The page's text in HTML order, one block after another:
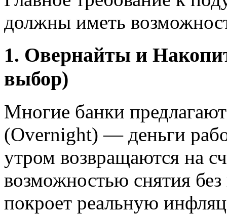
должны иметь
1. Овернайты и
выбор)
Многие банки
(Overnight) — деньги
утром возвращаются на
возможностью снятия
покроет реальную